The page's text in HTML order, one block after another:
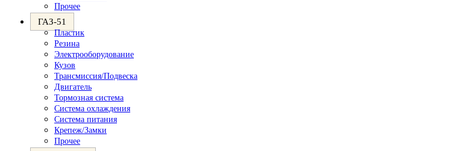
Прочее
ГАЗ-51
Пластик
Резина
Электрооборудование
Кузов
Трансмиссия/Подвеска
Двигатель
Тормозная система
Система охлаждения
Система питания
Крепеж/Замки
Прочее